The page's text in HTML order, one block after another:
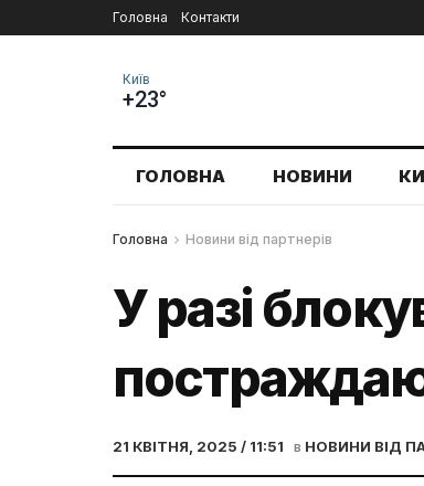
Головна Контакти
Київ
+23°
ГОЛОВНА НОВИНИ
Головна Новини від партнерів
У разі
21 КВІТНЯ, 2025 / 11:51 в НОВИНИ ВІД